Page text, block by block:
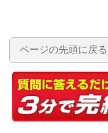
ページの先頭に戻る